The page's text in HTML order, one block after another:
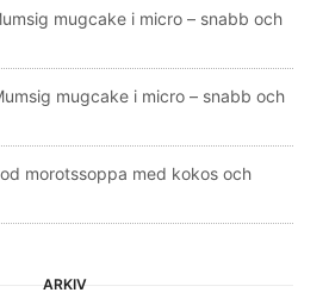
mugcake i micro – snabb och
mugcake i micro – snabb och
morotssoppa med kokos och
ARKIV